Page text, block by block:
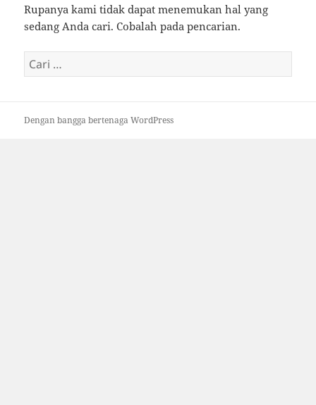
Rupanya kami tidak dapat menemukan hal yang
sedang Anda cari. Cobalah pada pencarian.
Cari
untuk:
Dengan bangga bertenaga WordPress